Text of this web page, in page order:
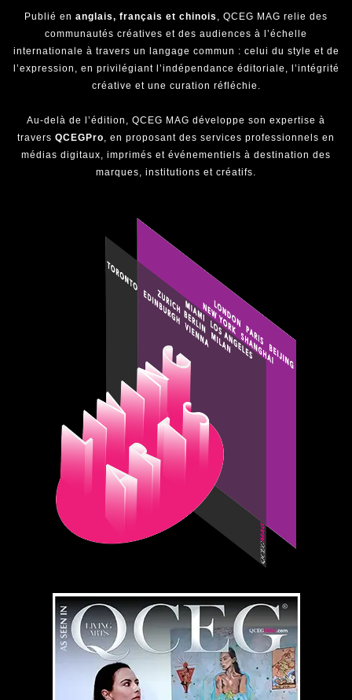
Publié en anglais, français et chinois
, QCEG MAG relie des
communautés créatives et des audiences à l’échelle
internationale à travers un langage commun : celui du style et de
l’expression, en privilégiant l’indépendance éditoriale, l’intégrité
créative et une curation réfléchie.
Au-delà de l’édition, QCEG MAG développe son expertise à
travers QCEGPro , en proposant des services professionnels en
médias digitaux, imprimés et événementiels à destination des
marques, institutions et créatifs.